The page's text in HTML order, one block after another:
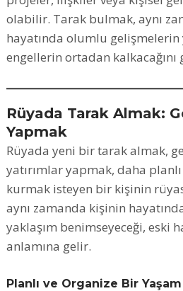
olabilir. Tarak bulmak, aynı
hayatında olumlu gelişmelerin
engellerin ortadan
Rüyada Tarak Almak:
Yapmak
Rüyada yeni bir tarak almak,
yatırımlar yapmak, daha
kurmak isteyen bir kişinin
aynı zamanda kişinin
yaklaşım benimseyeceği, eski
anlamına gelir.
Planlı ve Organize Bir Yaşam